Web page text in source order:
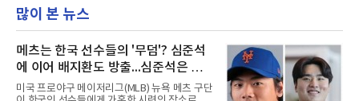
많이 본 뉴스
메츠는 한국 선수들의 '무덤'? 심준석
에 이어 배지환도 방출...심준석은 이
미 귀국, 배지환은 미국 잔류할 듯
미국 프로야구 메이저리그(MLB) 뉴욕 메츠 구단